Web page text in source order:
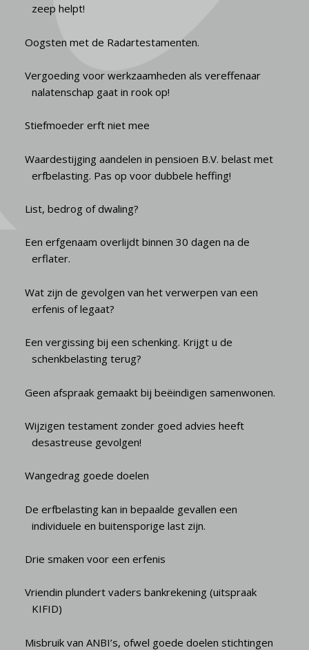
zeep helpt!
Oogsten met de Radartestamenten.
Vergoeding voor werkzaamheden als vereffenaar
nalatenschap gaat in rook op!
Stiefmoeder erft niet mee
Waardestijging aandelen in pensioen B.V. belast met
erfbelasting. Pas op voor dubbele heffing!
List, bedrog of dwaling?
Een erfgenaam overlijdt binnen 30 dagen na de
erflater.
Wat zijn de gevolgen van het verwerpen van een
erfenis of legaat?
Een vergissing bij een schenking. Krijgt u de
schenkbelasting terug?
Geen afspraak gemaakt bij beëindigen samenwonen.
Wijzigen testament zonder goed advies heeft
desastreuse gevolgen!
Wangedrag goede doelen
De erfbelasting kan in bepaalde gevallen een
individuele en buitensporige last zijn.
Drie smaken voor een erfenis
Vriendin plundert vaders bankrekening (uitspraak
KIFID)
Misbruik van ANBI’s, ofwel goede doelen stichtingen